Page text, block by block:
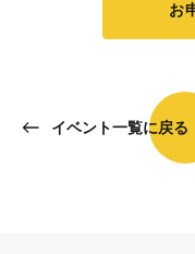
お
イベント一覧に戻る